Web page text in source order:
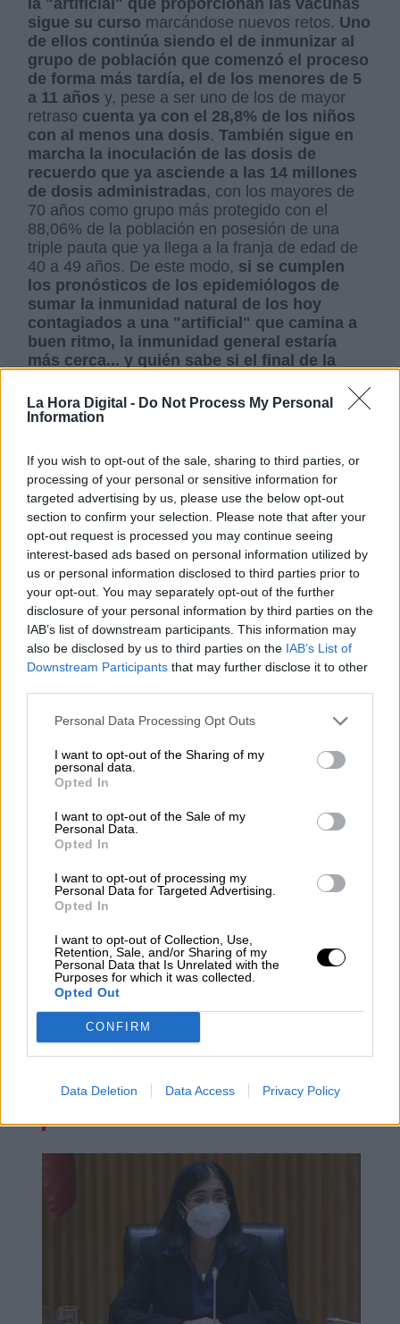
La Hora Digital - Do Not Process My Personal
Information
If you wish to opt-out of the sale, sharing to third parties, or
processing of your personal or sensitive information for
targeted advertising by us, please use the below opt-out
section to confirm your selection. Please note that after your
opt-out request is processed you may continue seeing
interest-based ads based on personal information utilized by
us or personal information disclosed to third parties prior to
your opt-out. You may separately opt-out of the further
disclosure of your personal information by third parties on the
IAB’s list of downstream participants. This information may
also be disclosed by us to third parties on the IAB’s List of
Downstream Participants that may further disclose it to other
Personal Data Processing Opt Outs
I want to opt-out of the Sharing of my
personal data.
Opted In
I want to opt-out of the Sale of my
Personal Data.
Opted In
I want to opt-out of processing my
Personal Data for Targeted Advertising.
Opted In
I want to opt-out of Collection, Use,
Retention, Sale, and/or Sharing of my
Personal Data that Is Unrelated with the
Purposes for which it was collected.
Opted Out
CONFIRM
Data Deletion Data Access Privacy Policy
la "artificial" que proporcionan las vacunas
sigue su curso marcándose nuevos retos. Uno
de ellos continúa siendo el de inmunizar al
grupo de población que comenzó el proceso
de forma más tardía, el de los menores de 5
a 11 años y, pese a ser uno de los de mayor
retraso cuenta ya con el 28,8% de los niños
con al menos una dosis.También sigue en
marcha la inoculación de las dosis de
recuerdo que ya asciende a las 14 millones
de dosis administradas, con los mayores de
70 años como grupo más protegido con el
88,06% de la población en posesión de una
triple pauta que ya llega a la franja de edad de
40 a 49 años. De este modo, si se cumplen
los pronósticos de los epidemiólogos de
sumar la inmunidad natural de los hoy
contagiados a una "artificial" que camina a
buen ritmo, la inmunidad general estaría
más cerca... y quién sabe si el final de la
ómicron sexta ola
NOTICIAS RELACIONADAS
de la variante ómicron que presentan
"mutaciones adicionales" a estudiar
La sexta ola continúa en descenso y
España se encuentra cerca de salir